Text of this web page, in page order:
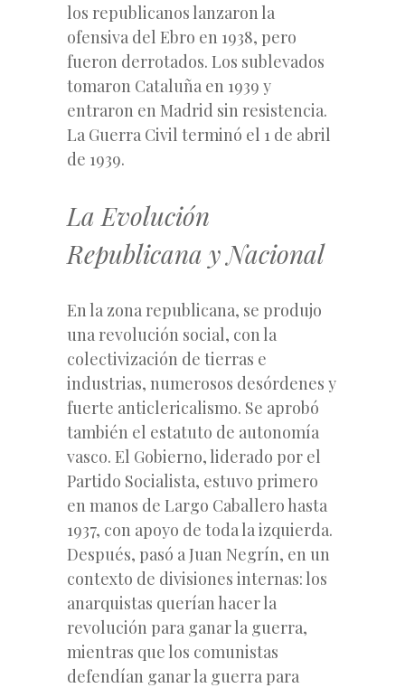
los republicanos lanzaron la
ofensiva del Ebro en 1938, pero
fueron derrotados. Los sublevados
tomaron Cataluña en 1939 y
entraron en Madrid sin resistencia.
La Guerra Civil terminó el 1 de abril
de 1939.
La Evolución
Republicana y Nacional
En la zona republicana, se produjo
una revolución social, con la
colectivización de tierras e
industrias, numerosos desórdenes y
fuerte anticlericalismo. Se aprobó
también el estatuto de autonomía
vasco. El Gobierno, liderado por el
Partido Socialista, estuvo primero
en manos de Largo Caballero hasta
1937, con apoyo de toda la izquierda.
Después, pasó a Juan Negrín, en un
contexto de divisiones internas: los
anarquistas querían hacer la
revolución para ganar la guerra,
mientras que los comunistas
defendían ganar la guerra para